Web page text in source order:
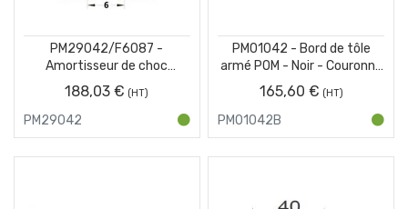
PM29042/F6087 -
Amortisseur de choc
protection pour IPN - Jaune
et Noir - Couronne 25 m
188,03 €
PM29042
PM01042 - Bord de tôle
armé POM - Noir - Couronne
100 m
165,60 €
PM01042B